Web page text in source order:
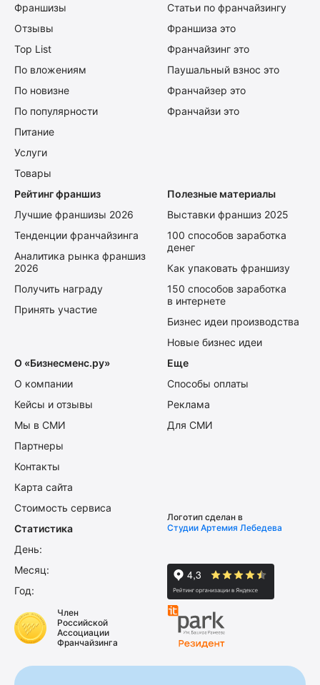
Франшизы
Отзывы
Top List
По вложениям
По новизне
По популярности
Питание
Услуги
Товары
Статьи по франчайзингу
Франшиза это
Франчайзинг это
Паушальный взнос это
Франчайзер это
Франчайзи это
Рейтинг франшиз
Лучшие франшизы 2026
Тенденции франчайзинга
Аналитика рынка франшиз
2026
Получить награду
Принять участие
Полезные материалы
Выставки франшиз 2025
100 способов заработка
денег
Как упаковать франшизу
150 способов заработка
в интернете
Бизнес идеи производства
Новые бизнес идеи
О «Бизнесменс.ру»
О компании
Кейсы и отзывы
Мы в СМИ
Партнеры
Контакты
Карта сайта
Стоимость сервиса
Еще
Способы оплаты
Реклама
Для СМИ
Статистика
День:
Месяц:
Год:
Логотип сделан в
Студии Артемия Лебедева
Член
Российской
Ассоциации
Франчайзинга